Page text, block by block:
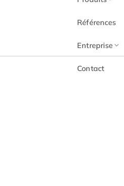
Références
Entreprise
Contact